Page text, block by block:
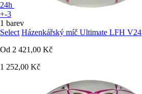
24h
+-3
1 barev
Select Házenkářský míč Ultimate LFH V24
Od 2 421,00 Kč
1 252,00 Kč